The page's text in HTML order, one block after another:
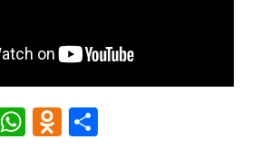
Mail.Ru
WhatsApp
Odnoklassniki